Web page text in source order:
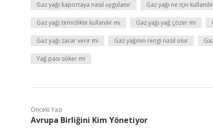
Gaz yağı kaportaya nasıl uygulanır Gaz yağı ne için kullanılır
Gaz yağı temizlikte kullanılır mı Gaz yağı yağ çözer mi
Gaz yağı zarar verir mi Gaz yağının rengi nasıl olur
Yağ pası söker mi
Önceki Yazı
Avrupa Birliğini Kim Yönetiyor